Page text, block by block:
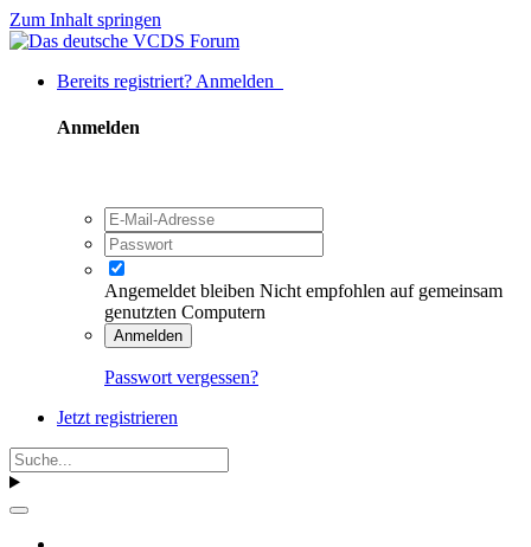
Zum Inhalt springen
Bereits registriert? Anmelden
Anmelden
Angemeldet bleiben Nicht empfohlen auf gemeinsam
genutzten Computern
Anmelden
Passwort vergessen?
Jetzt registrieren